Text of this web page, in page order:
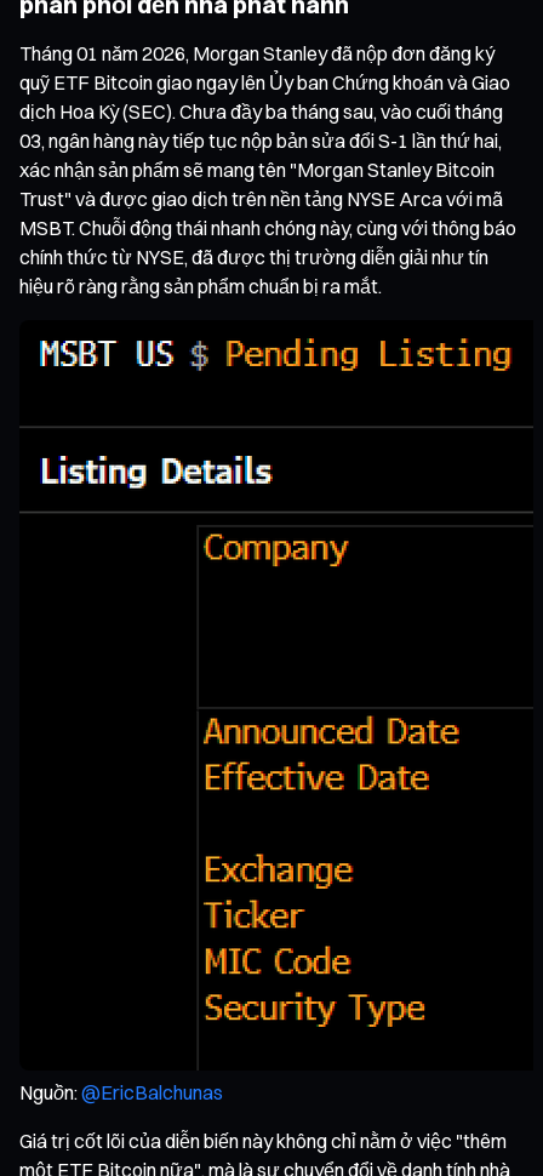
Tháng 01 năm 2026, Morgan Stanley đã nộp đơn đăng ký
quỹ ETF Bitcoin giao ngay lên Ủy ban Chứng khoán và Giao
dịch Hoa Kỳ (SEC). Chưa đầy ba tháng sau, vào cuối tháng
03, ngân hàng này tiếp tục nộp bản sửa đổi S-1 lần thứ hai,
xác nhận sản phẩm sẽ mang tên "Morgan Stanley Bitcoin
Trust" và được giao dịch trên nền tảng NYSE Arca với mã
MSBT. Chuỗi động thái nhanh chóng này, cùng với thông báo
chính thức từ NYSE, đã được thị trường diễn giải như tín
hiệu rõ ràng rằng sản phẩm chuẩn bị ra mắt.
Nguồn:@EricBalchunas
Giá trị cốt lõi của diễn biến này không chỉ nằm ở việc "thêm
một ETF Bitcoin nữa", mà là sự chuyển đổi về danh tính nhà